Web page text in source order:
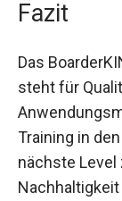
passenden
Fazit
Das
Board steht